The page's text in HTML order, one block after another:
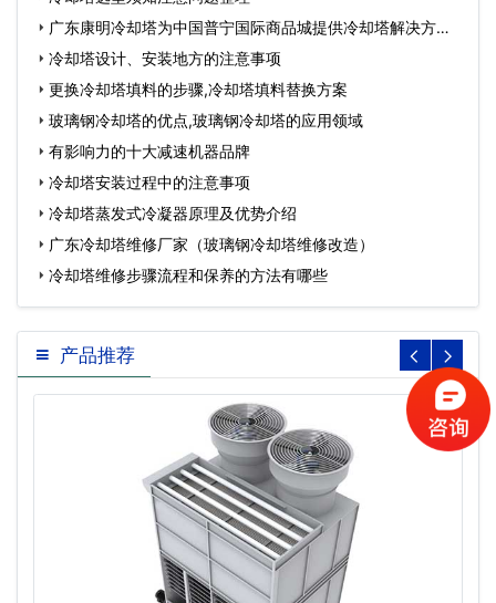
广东康明冷却塔为中国普宁国际商品城提供冷却塔解决方
案…冷却塔设计、安装地方的注意事项
更换冷却塔填料的步骤,冷却塔填料替换方案
玻璃钢冷却塔的优点,玻璃钢冷却塔的应用领域
有影响力的十大减速机器品牌
冷却塔安装过程中的注意事项
冷却塔蒸发式冷凝器原理及优势介绍
广东冷却塔维修厂家（玻璃钢冷却塔维修改造）
冷却塔维修步骤流程和保养的方法有哪些
产品推荐